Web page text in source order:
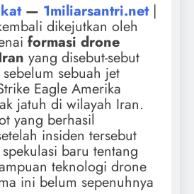
— 1miliarsantri.net|
dikejutkan oleh
formasi drone
yang disebut-sebut
sebuah jet
Eagle Amerika
jatuh di wilayah Iran.
yang berhasil
insiden tersebut
baru tentang
teknologi drone
ini belum sepenuhnya